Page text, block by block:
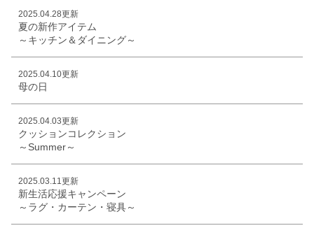
2025.04.28更新
夏の新作アイテム
～キッチン＆ダイニング～
2025.04.10更新
母の日
2025.04.03更新
クッションコレクション
～Summer～
2025.03.11更新
新生活応援キャンペーン
～ラグ・カーテン・寝具～